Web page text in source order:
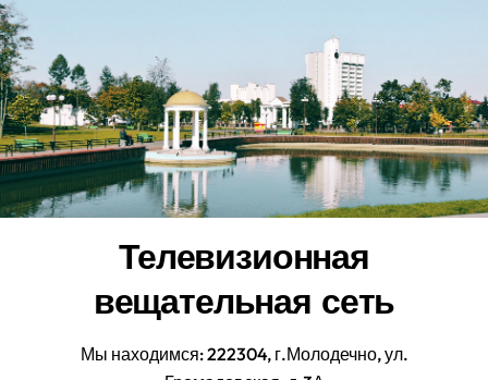
Перейти
к
содержанию
Телевизионная
вещательная сеть
Мы находимся: 222304, г.Молодечно, ул.